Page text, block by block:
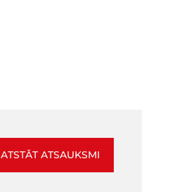
ATSTĀT ATSAUKSMI